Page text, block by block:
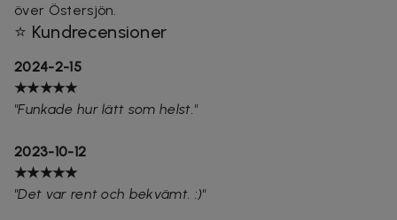
över Östersjön.
⭐ Kundrecensioner
2024-2-15
★★★★★
"Funkade hur lätt som helst."
2023-10-12
★★★★★
"Det var rent och bekvämt. :)"